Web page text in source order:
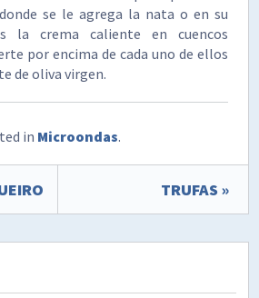
se le agrega la nata o en su
la crema caliente en cuencos
por encima de cada uno de ellos
de oliva virgen.
in Microondas.
TRUFAS »